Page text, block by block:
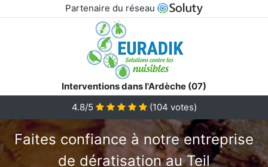
Partenaire du réseau
Interventions dans l'Ardèche (07)
4.8/5
(104 votes)
Faites confiance à notre entreprise
de dératisation au Teil